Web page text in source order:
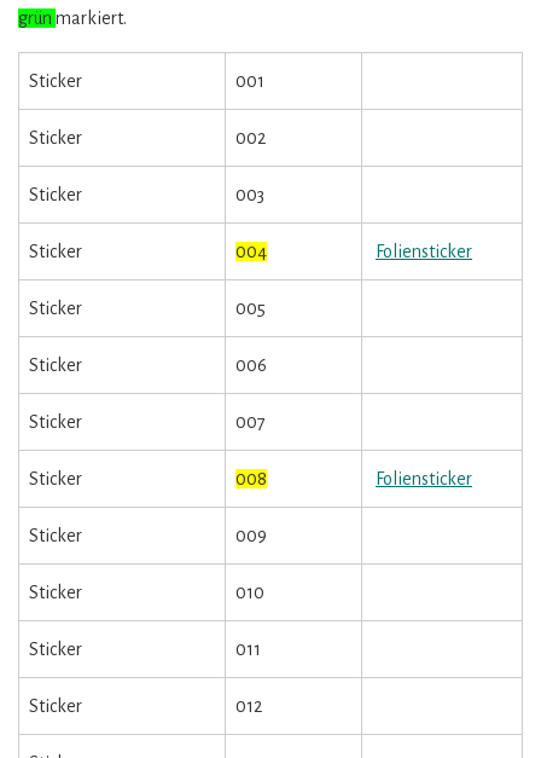
grün markiert.
Sticker 001
Sticker 002
Sticker 003
Sticker 004 Foliensticker
Sticker 005
Sticker 006
Sticker 007
Sticker 008 Foliensticker
Sticker 009
Sticker 010
Sticker 011
Sticker 012